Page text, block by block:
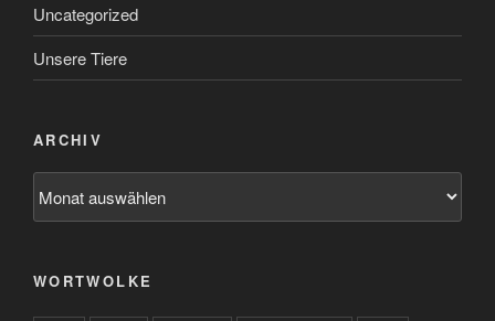
Uncategorized
Unsere Tiere
ARCHIV
WORTWOLKE